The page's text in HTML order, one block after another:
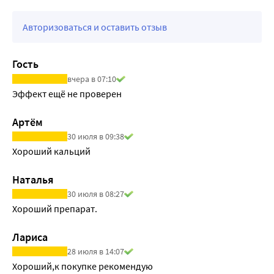
Каждой баночки кальция достаточно на 2 месяца
1 таб содержит:
цитрат кальция из створок морских моллюсков - 482,5 мг,
стеариновая кислота - 10 мг, крахмал картофельный - 7,5
мг, витамин D3 (холекальциферол) - 0,0025 мг.
Авторизоваться и оставить отзыв
Гость
вчера в 07:10
Эффект ещё не проверен
Артём
30 июля в 09:38
Хороший кальций
Наталья
30 июля в 08:27
Хороший препарат.
Лариса
28 июля в 14:07
Хороший,к покупке рекомендую